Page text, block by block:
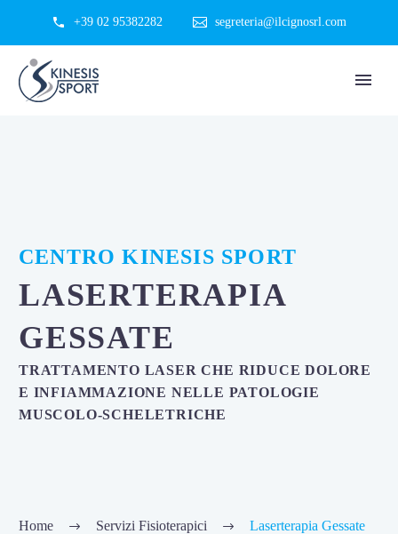
+39 02 95382282 segreteria@ilcignosrl.com
CENTRO KINESIS SPORT
LASERTERAPIA
GESSATE
TRATTAMENTO LASER CHE RIDUCE DOLORE
E INFIAMMAZIONE NELLE PATOLOGIE
MUSCOLO-SCHELETRICHE
Home Servizi Fisioterapici Laserterapia Gessate